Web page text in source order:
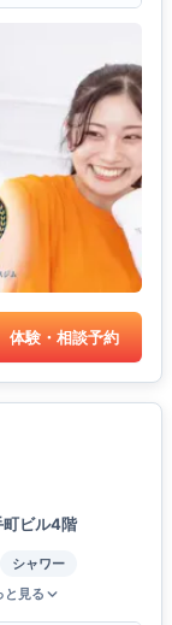
体験・相談予約
ビル4階
シャワー
と見る